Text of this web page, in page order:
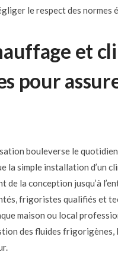
le respect des
et
pour
bouleverse le
la simple installation d’un
la conception jusqu’à
frigoristes qualifiés et
maison ou local
des fluides frigorigènes,